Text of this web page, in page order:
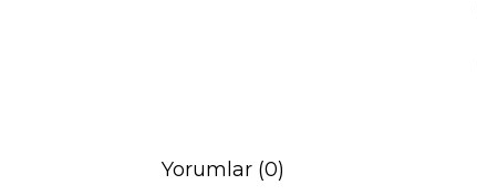
Yorumlar (0)